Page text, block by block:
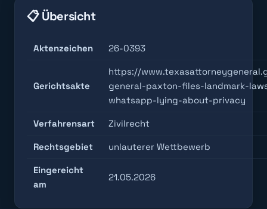
📋 Übersicht
Aktenzeichen 26-0393
Gerichtsakte
https://
general-paxton-files-landmark-
whatsapp-lying-about-privacy
Verfahrensart Zivilrecht
Rechtsgebiet unlauterer Wettbewerb
Eingereicht
am
21.05.2026